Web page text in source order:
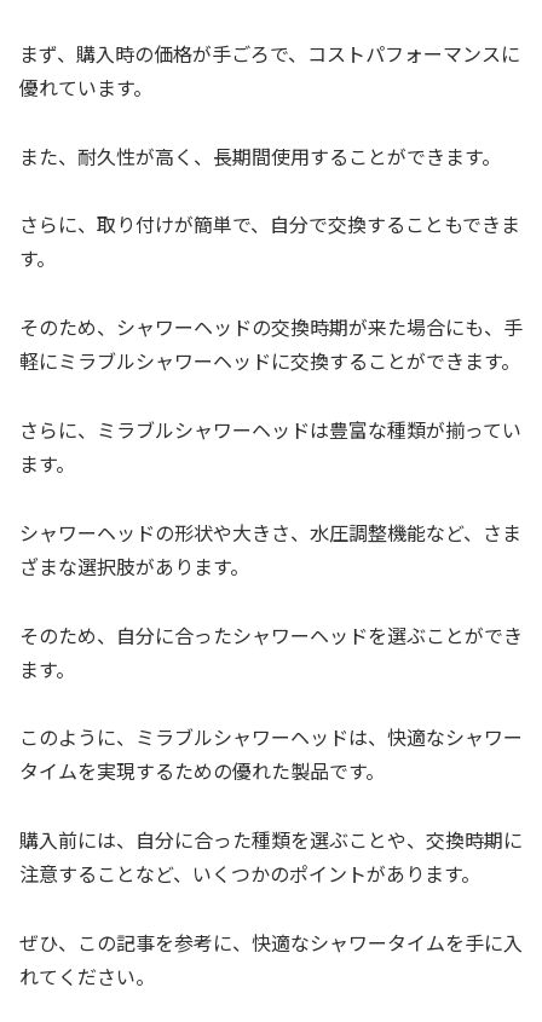
まず、購入時の価格が手ごろで、コストパフォーマンスに
優れています。
また、耐久性が高く、長期間使用することができます。
さらに、取り付けが簡単で、自分で交換することもできま
す。
そのため、シャワーヘッドの交換時期が来た場合にも、手
軽にミラブルシャワーヘッドに交換することができます。
さらに、ミラブルシャワーヘッドは豊富な種類が揃ってい
ます。
シャワーヘッドの形状や大きさ、水圧調整機能など、さま
ざまな選択肢があります。
そのため、自分に合ったシャワーヘッドを選ぶことができ
ます。
このように、ミラブルシャワーヘッドは、快適なシャワー
タイムを実現するための優れた製品です。
購入前には、自分に合った種類を選ぶことや、交換時期に
注意することなど、いくつかのポイントがあります。
ぜひ、この記事を参考に、快適なシャワータイムを手に入
れてください。